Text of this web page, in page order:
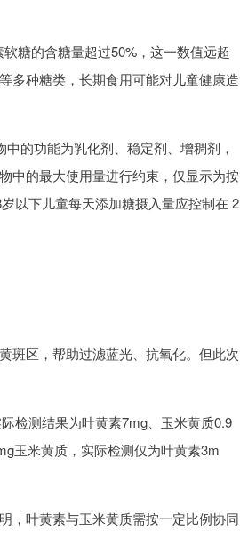
糖的含糖量超过50%，这一数值远超
多种糖类，长期食用可能对儿童健康造
的功能为乳化剂、稳定剂、增稠剂，
中的最大使用量进行约束，仅显示为按
以下儿童每天添加糖摄入量应控制在 2
区，帮助过滤蓝光、抗氧化。但此次
检测结果为叶黄素7mg、玉米黄质0.9
玉米黄质，实际检测仅为叶黄素3m
叶黄素与玉米黄质需按一定比例协同